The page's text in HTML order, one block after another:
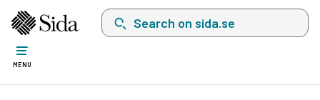
Search on sida.se, a list with search
MENU